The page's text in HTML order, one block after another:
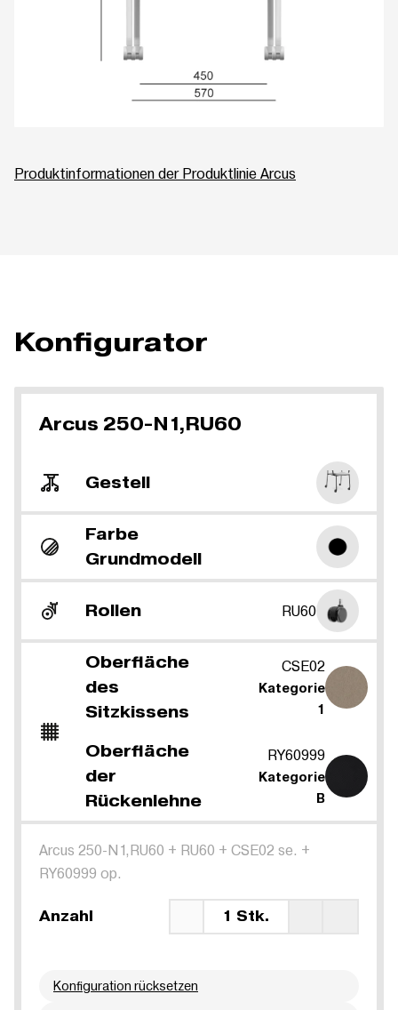
Produktinformationen der Produktlinie Arcus
Konfigurator
Arcus 250-N1,RU60
Gestell
Farbe
Grundmodell
Rollen RU60
Oberfläche
des
Sitzkissens
CSE02
Kategorie
1
Oberfläche
der
Rückenlehne
RY60999
Kategorie
B
Arcus 250-N1,RU60 + RU60 + CSE02 se. +
RY60999 op.
Anzahl 1 Stk.
Konfiguration rücksetzen